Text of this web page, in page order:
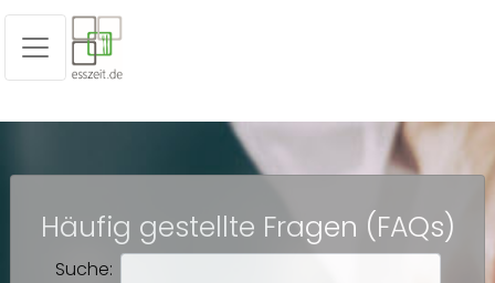
Häufig gestellte Fragen (FAQs)
Suche: